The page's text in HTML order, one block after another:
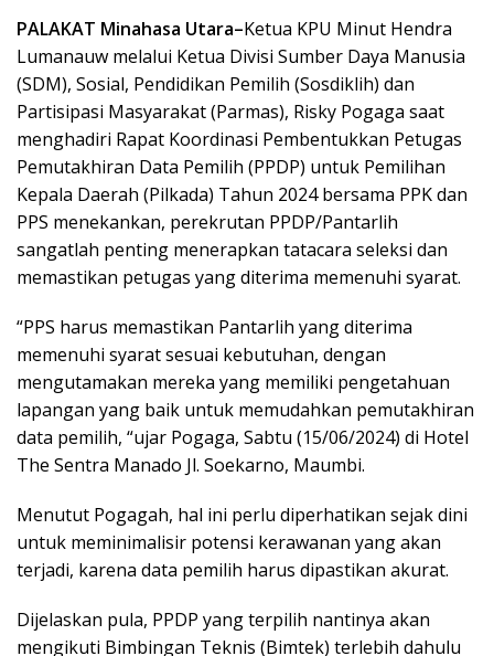
PALAKAT Minahasa Utara–Ketua KPU Minut Hendra
Lumanauw melalui Ketua Divisi Sumber Daya Manusia
(SDM), Sosial, Pendidikan Pemilih (Sosdiklih) dan
Partisipasi Masyarakat (Parmas), Risky Pogaga saat
menghadiri Rapat Koordinasi Pembentukkan Petugas
Pemutakhiran Data Pemilih (PPDP) untuk Pemilihan
Kepala Daerah (Pilkada) Tahun 2024 bersama PPK dan
PPS menekankan, perekrutan PPDP/Pantarlih
sangatlah penting menerapkan tatacara seleksi dan
memastikan petugas yang diterima memenuhi syarat.
“PPS harus memastikan Pantarlih yang diterima
memenuhi syarat sesuai kebutuhan, dengan
mengutamakan mereka yang memiliki pengetahuan
lapangan yang baik untuk memudahkan pemutakhiran
data pemilih, “ujar Pogaga, Sabtu (15/06/2024) di Hotel
The Sentra Manado Jl. Soekarno, Maumbi.
Menutut Pogagah, hal ini perlu diperhatikan sejak dini
untuk meminimalisir potensi kerawanan yang akan
terjadi, karena data pemilih harus dipastikan akurat.
Dijelaskan pula, PPDP yang terpilih nantinya akan
mengikuti Bimbingan Teknis (Bimtek) terlebih dahulu